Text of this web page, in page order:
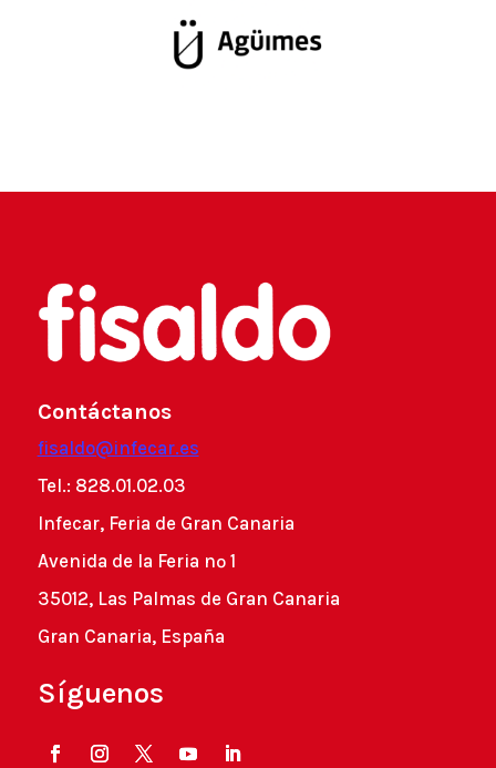
Contáctanos
fisaldo@infecar.es
Tel.: 828.01.02.03
Infecar, Feria de Gran Canaria
Avenida de la Feria nº 1
35012, Las Palmas de Gran Canaria
Gran Canaria, España
Síguenos